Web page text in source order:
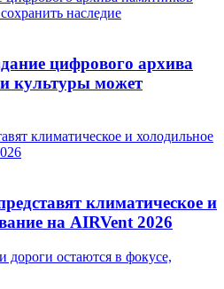
наследие
цифрового архива
культуры может
климатическое и холодильное
климатическое и
на AIRVent 2026
остаются в фокусе,